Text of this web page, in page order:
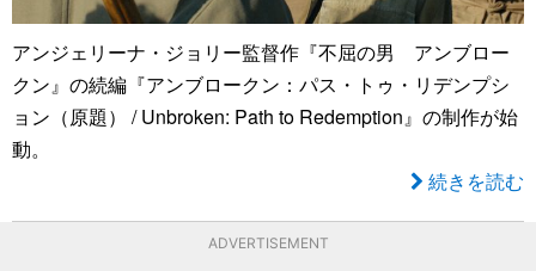
アンジェリーナ・ジョリー監督作『不屈の男 アンブロー
クン』の続編『アンブロークン：パス・トゥ・リデンプシ
ョン（原題） / Unbroken: Path to Redemption』の制作が始
動。
続きを読む
ADVERTISEMENT